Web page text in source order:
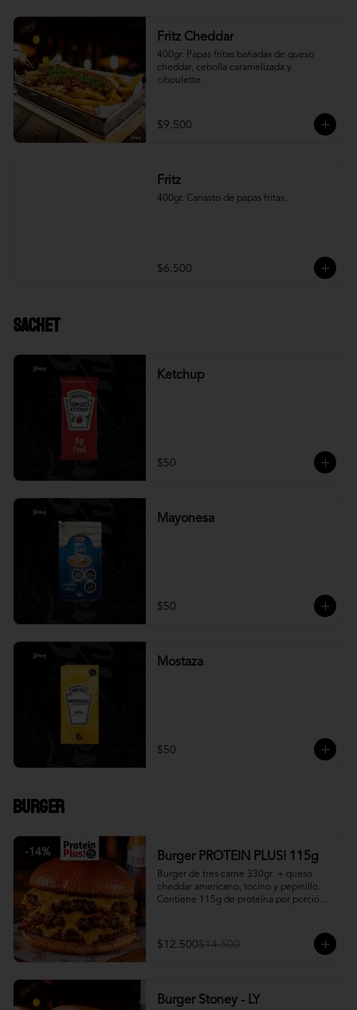
Fritz Cheddar
400gr. Papas fritas bañadas de queso
cheddar, cebolla caramelizada y
ciboulette.
$9.500
Fritz
400gr. Canasto de papas fritas.
$6.500
Sachet
Ketchup
$50
Mayonesa
$50
Mostaza
$50
Burger
-14% Burger PROTEIN PLUS! 115g
Burger de tres carne 330gr  + queso
cheddar americano, tocino y pepinillo.
Contiene 115g de proteína por porción.
$12.500$14.500
Burger Stoney - LY